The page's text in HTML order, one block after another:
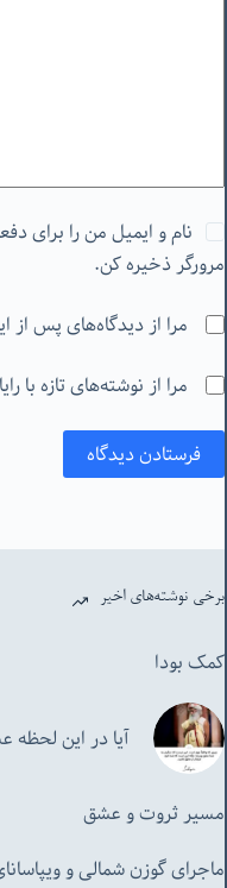
نام و ایمیل من را برای
مرورگر ذخیره کن.
مرا از دیدگاه‌های پس از
مرا از نوشته‌های تازه با
فرستادن دیدگاه
برخی نوشته‌های اخیر
کمک بودا
آیا در این
مسیر ثروت و عشق
ماجرای گوزن شمالی و‌